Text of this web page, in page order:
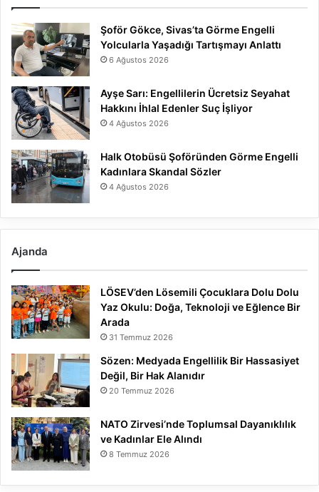
Şoför Gökce, Sivas’ta Görme Engelli
Yolcularla Yaşadığı Tartışmayı Anlattı
6 Ağustos 2026
Ayşe Sarı: Engellilerin Ücretsiz Seyahat
Hakkını İhlal Edenler Suç İşliyor
4 Ağustos 2026
Halk Otobüsü Şoföründen Görme Engelli
Kadınlara Skandal Sözler
4 Ağustos 2026
Ajanda
LÖSEV’den Lösemili Çocuklara Dolu Dolu
Yaz Okulu: Doğa, Teknoloji ve Eğlence Bir
Arada
31 Temmuz 2026
Sözen: Medyada Engellilik Bir Hassasiyet
Değil, Bir Hak Alanıdır
20 Temmuz 2026
NATO Zirvesi’nde Toplumsal Dayanıklılık
ve Kadınlar Ele Alındı
8 Temmuz 2026